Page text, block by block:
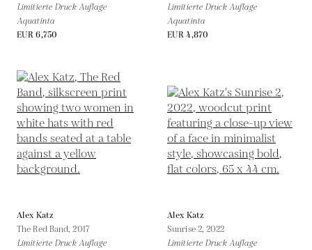
Limitierte Druck Auflage
Aquatinta
EUR 6,750
Limitierte Druck Auflage
Aquatinta
EUR 4,870
Alex Katz
The Red Band,2017
Limitierte Druck Auflage
Alex Katz
Sunrise 2,2022
Limitierte Druck Auflage